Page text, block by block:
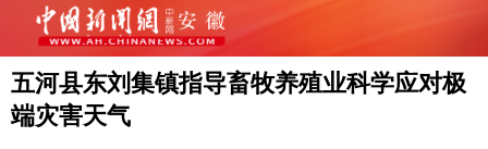
五河县东刘集镇指导畜牧养殖业科学应对极
端灾害天气